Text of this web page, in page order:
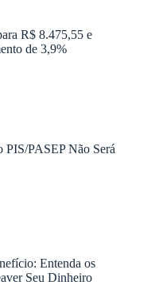
R$ 8.475,55 e
de 3,9%
PIS/PASEP Não Será
Entenda os
Seu Dinheiro